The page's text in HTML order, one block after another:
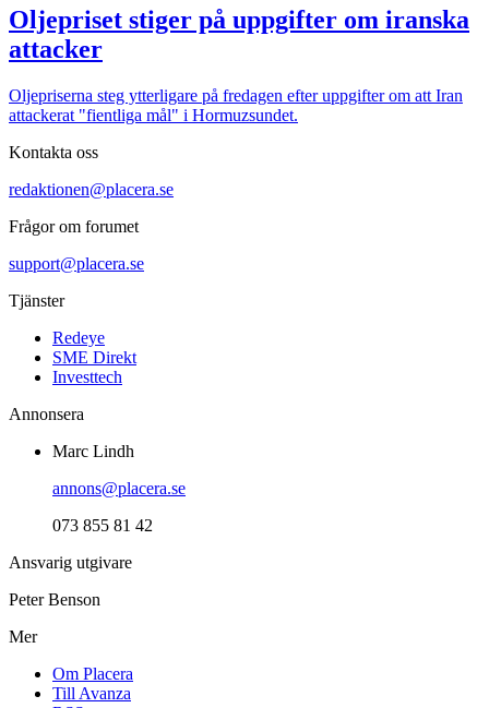
Oljepriset stiger på uppgifter om iranska
attacker
Oljepriserna steg ytterligare på fredagen efter uppgifter om att Iran
attackerat "fientliga mål" i Hormuzsundet.
Kontakta oss
redaktionen@placera.se
Frågor om forumet
support@placera.se
Tjänster
Redeye
SME Direkt
Investtech
Annonsera
Marc Lindh
annons@placera.se
073 855 81 42
Ansvarig utgivare
Peter Benson
Mer
Om Placera
Till Avanza